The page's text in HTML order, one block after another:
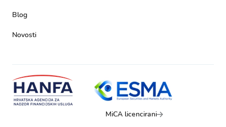
Blog
Novosti
MiCA licencirani